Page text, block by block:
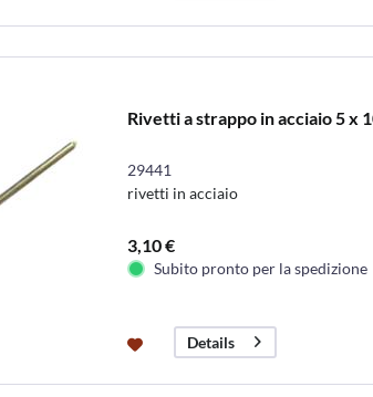
Rivetti a strappo in acciaio 5 x
29441
rivetti in acciaio
3,10 €
Subito pronto per la spedizione
Details